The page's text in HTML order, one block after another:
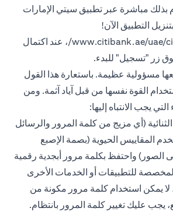
بذلك مباشرة عبر تطبيق سيتي الإمارات
التطبيق الآن!
www.citibank.ae/uae/citimobiledownload/، عند اكتمال
زر "تسجيل" للبدء.
مسؤولية عظيمة. باستعارة هذا القول
القوة نفسها من قبل آياد آثمة. ومن
يجب الانتباه إليها:
(أي مزيج من كلمة المرور والرسائل
المقاييس الحيوية (بصمة الإصبع
واحتفظ بكلمة مرور أبجدية رقمية
للتطبيقات أو الخدمات الأخرى
لا يمكن استخدام كلمة مرور مكونة من
يجب عليك تغيير كلمة المرور بانتظام.